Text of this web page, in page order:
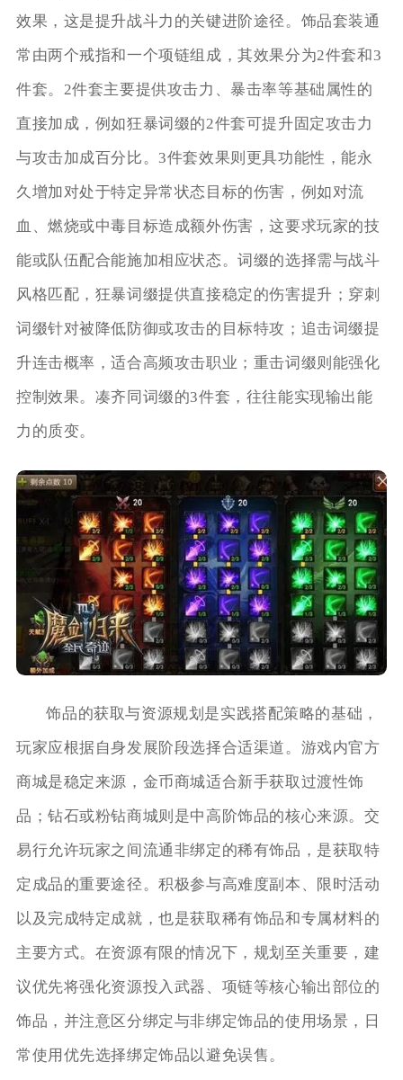
效果，这是提升战斗力的关键进阶途径。饰品套装通
常由两个戒指和一个项链组成，其效果分为2件套和3
件套。2件套主要提供攻击力、暴击率等基础属性的
直接加成，例如狂暴词缀的2件套可提升固定攻击力
与攻击加成百分比。3件套效果则更具功能性，能永
久增加对处于特定异常状态目标的伤害，例如对流
血、燃烧或中毒目标造成额外伤害，这要求玩家的技
能或队伍配合能施加相应状态。词缀的选择需与战斗
风格匹配，狂暴词缀提供直接稳定的伤害提升；穿刺
词缀针对被降低防御或攻击的目标特攻；追击词缀提
升连击概率，适合高频攻击职业；重击词缀则能强化
控制效果。凑齐同词缀的3件套，往往能实现输出能
力的质变。
饰品的获取与资源规划是实践搭配策略的基础，
玩家应根据自身发展阶段选择合适渠道。游戏内官方
商城是稳定来源，金币商城适合新手获取过渡性饰
品；钻石或粉钻商城则是中高阶饰品的核心来源。交
易行允许玩家之间流通非绑定的稀有饰品，是获取特
定成品的重要途径。积极参与高难度副本、限时活动
以及完成特定成就，也是获取稀有饰品和专属材料的
主要方式。在资源有限的情况下，规划至关重要，建
议优先将强化资源投入武器、项链等核心输出部位的
饰品，并注意区分绑定与非绑定饰品的使用场景，日
常使用优先选择绑定饰品以避免误售。